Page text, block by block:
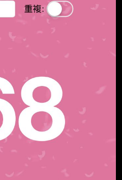
洗這麼大台的嗎） 4.請在